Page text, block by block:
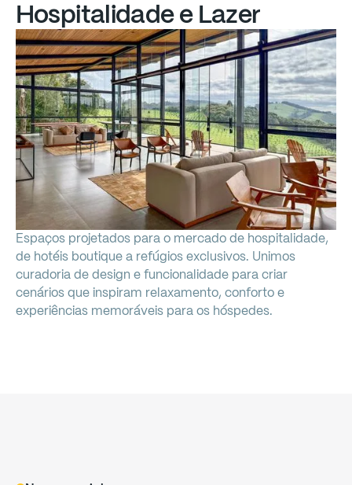
Hospitalidade e Lazer
Espaços projetados para o mercado de hospitalidade,
de hotéis boutique a refúgios exclusivos. Unimos
curadoria de design e funcionalidade para criar
cenários que inspiram relaxamento, conforto e
experiências memoráveis para os hóspedes.